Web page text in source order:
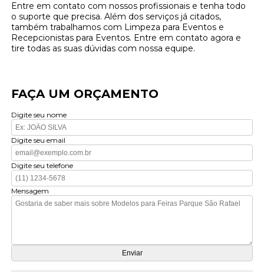
Entre em contato com nossos profissionais e tenha todo
o suporte que precisa. Além dos serviços já citados,
também trabalhamos com Limpeza para Eventos e
Recepcionistas para Eventos. Entre em contato agora e
tire todas as suas dúvidas com nossa equipe.
FAÇA UM ORÇAMENTO
Digite seu nome
Digite seu email
Digite seu telefone
Mensagem